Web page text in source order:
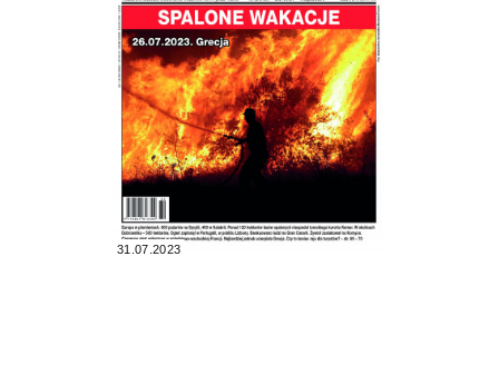
31.07.2023